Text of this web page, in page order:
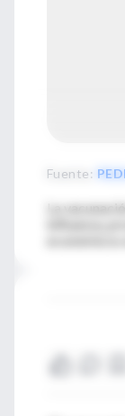
Fuente:
La